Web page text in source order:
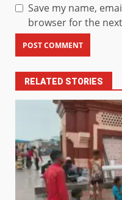
Save my name,
browser for the
RELATED STORIES